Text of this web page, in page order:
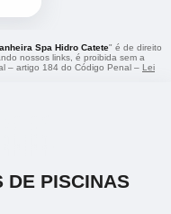
Spa Hidro Catete" é de direito
nossos links, é proibida sem a
– artigo 184 do Código Penal – Lei
DE PISCINAS